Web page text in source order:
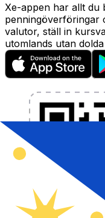
Xe-appen har allt du
penningöverföringar
valutor, ställ in
utomlands utan